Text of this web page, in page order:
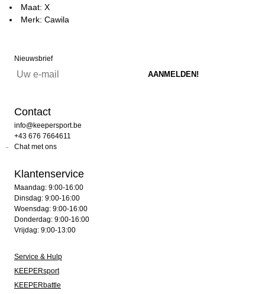
Maat: X
Merk: Cawila
Nieuwsbrief
Contact
info@keepersport.be
+43 676 7664611
Chat met ons
Klantenservice
Maandag: 9:00-16:00
Dinsdag: 9:00-16:00
Woensdag: 9:00-16:00
Donderdag: 9:00-16:00
Vrijdag: 9:00-13:00
Service & Hulp
KEEPERsport
KEEPERbattle